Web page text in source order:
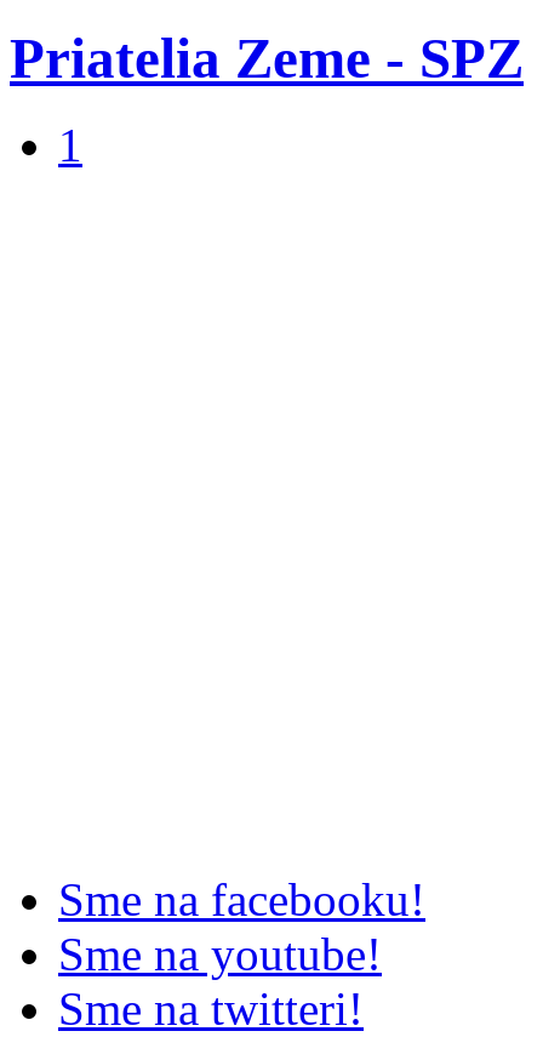
Priatelia Zeme - SPZ
1
Sme na facebooku!
Sme na youtube!
Sme na twitteri!